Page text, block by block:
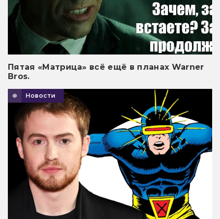
Пятая «Матрица» всё ещё в планах Warner
Bros.
Новости